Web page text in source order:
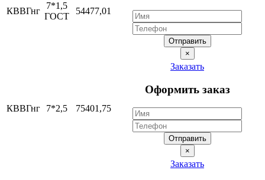
КВВГнг
7*1,5
ГОСТ
54477,01
Отправить
×
КВВГнг 7*2,5 75401,75
Заказать
Оформить заказ
Отправить
×
Заказать